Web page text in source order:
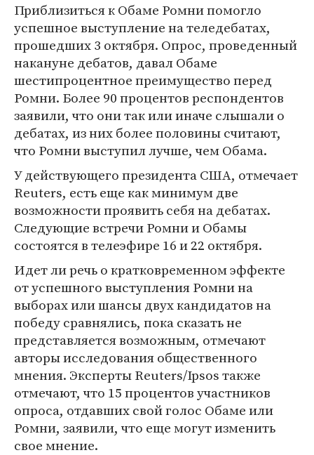
Приблизиться к Обаме Ромни помогло
успешное выступление на теледебатах,
прошедших 3 октября. Опрос, проведенный
накануне дебатов, давал Обаме
шестипроцентное преимущество перед
Ромни. Более 90 процентов респондентов
заявили, что они так или иначе слышали о
дебатах, из них более половины считают,
что Ромни выступил лучше, чем Обама.
У действующего президента США, отмечает
Reuters, есть еще как минимум две
возможности проявить себя на дебатах.
Следующие встречи Ромни и Обамы
состоятся в телеэфире 16 и 22 октября.
Идет ли речь о кратковременном эффекте
от успешного выступления Ромни на
выборах или шансы двух кандидатов на
победу сравнялись, пока сказать не
представляется возможным, отмечают
авторы исследования общественного
мнения. Эксперты Reuters/Ipsos также
отмечают, что 15 процентов участников
опроса, отдавших свой голос Обаме или
Ромни, заявили, что еще могут изменить
свое мнение.